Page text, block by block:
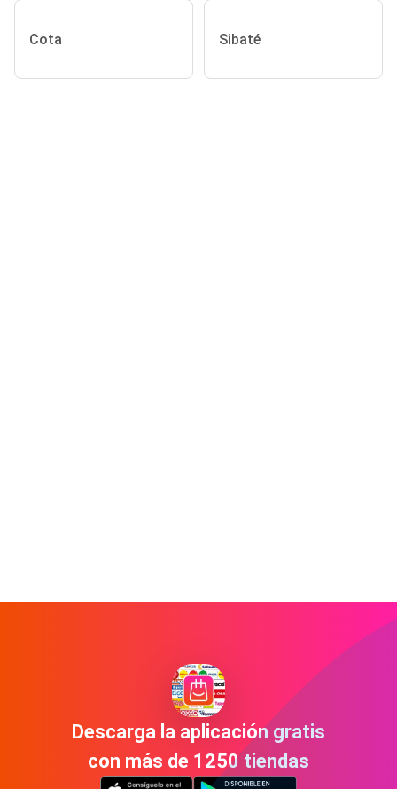
Cota Sibaté
Descarga la aplicación gratis
con más de 1250 tiendas